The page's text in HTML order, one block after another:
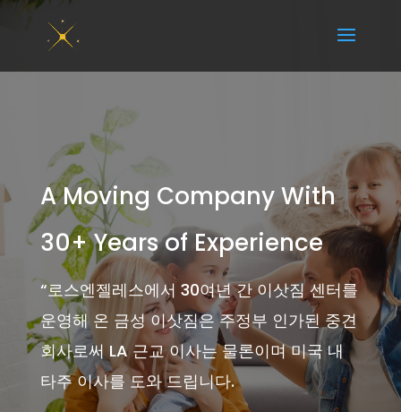
A Moving Company With
30+ Years of Experience
“로스엔젤레스에서 30여년 간 이삿짐 센터를
운영해 온 금성 이삿짐은 주정부 인가된 중견
회사로써 LA 근교 이사는 물론이며 미국 내
타주 이사를 도와 드립니다.